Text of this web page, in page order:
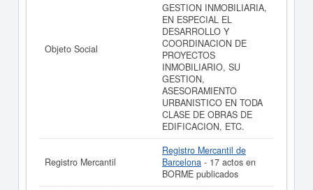
Objeto Social
GESTION INMOBILIARIA,
EN ESPECIAL EL
DESARROLLO Y
COORDINACION DE
PROYECTOS
INMOBILIARIO, SU
GESTION,
ASESORAMIENTO
URBANISTICO EN TODA
CLASE DE OBRAS DE
EDIFICACION, ETC.
Registro Mercantil
Registro Mercantil de
Barcelona - 17 actos en
BORME publicados